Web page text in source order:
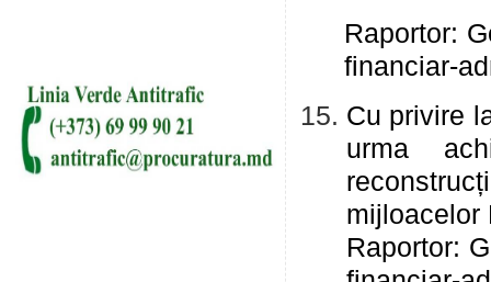
Raportor:
financiar-
Cu privire
urma
mijloacelor
Raportor: